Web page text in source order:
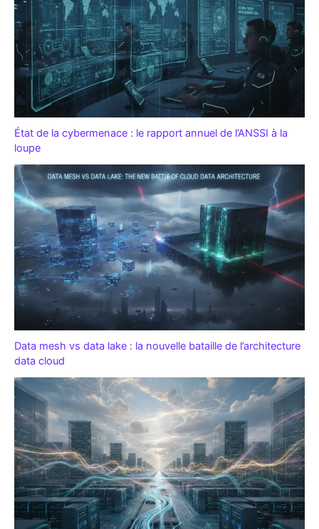
État de la cybermenace : le rapport annuel de l’ANSSI à la
loupe
Data mesh vs data lake : la nouvelle bataille de l’architecture
data cloud